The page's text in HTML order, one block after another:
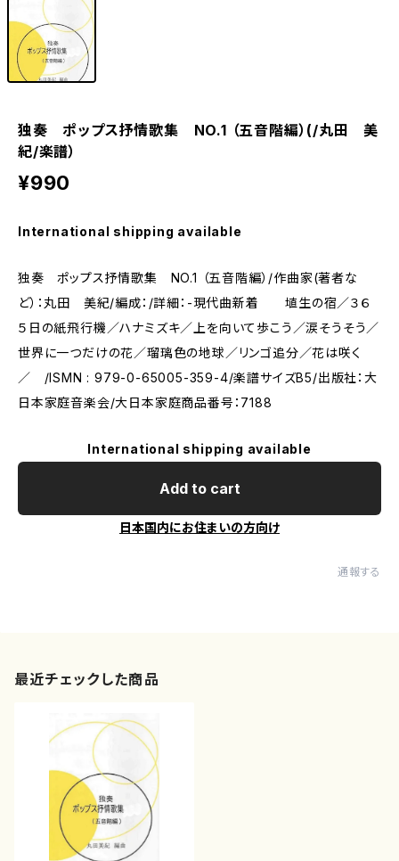
独奏 ポップス抒情歌集 NO.1 （五音階編）(/丸田 美
紀/楽譜）
¥990
International shipping available
独奏 ポップス抒情歌集 NO.1 （五音階編）/作曲家(著者な
ど）：丸田 美紀/編成：/詳細：-現代曲新着 埴生の宿／３６
５日の紙飛行機／ハナミズキ／上を向いて歩こう／涙そうそう／
世界に一つだけの花／瑠璃色の地球／リンゴ追分／花は咲く
／ /ISMN : 979-0-65005-359-4/楽譜サイズB5/出版社：大
日本家庭音楽会/大日本家庭商品番号：7188
International shipping available
Add to cart
日本国内にお住まいの方向け
通報する
最近チェックした商品